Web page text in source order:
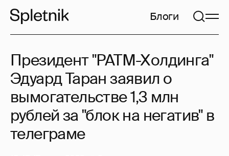
Блоги
Президент "РАТМ-Холдинга"
Эдуард Таран заявил о
вымогательстве 1,3 млн
рублей за "блок на негатив" в
телеграме